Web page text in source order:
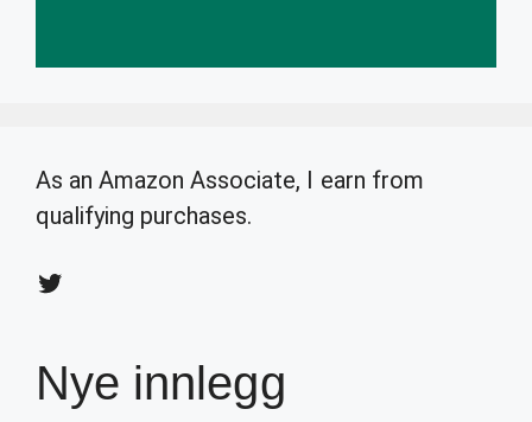
As an Amazon Associate, I earn from
qualifying purchases.
Twitter
Nye innlegg